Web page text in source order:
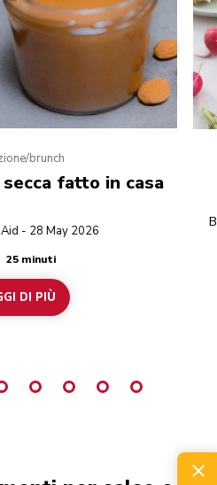
brunch
fatto in casa
- 28 May 2026
25 minuti
DI PIÙ